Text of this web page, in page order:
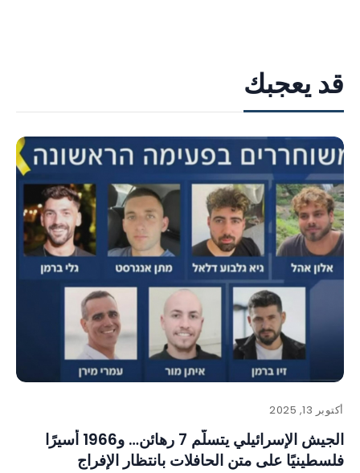
قد يعجبك
أكتوبر 13, 2025
الجيش الإسرائيلي يتسلّم 7 رهائن… و1966 أسيرًا
فلسطينيًا على متن الحافلات بانتظار الإفراج